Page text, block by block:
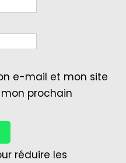
e-mail et mon site
prochain
réduire les